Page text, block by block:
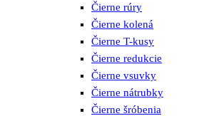
Čierne rúry
Čierne kolená
Čierne T-kusy
Čierne redukcie
Čierne vsuvky
Čierne nátrubky
Čierne šróbenia